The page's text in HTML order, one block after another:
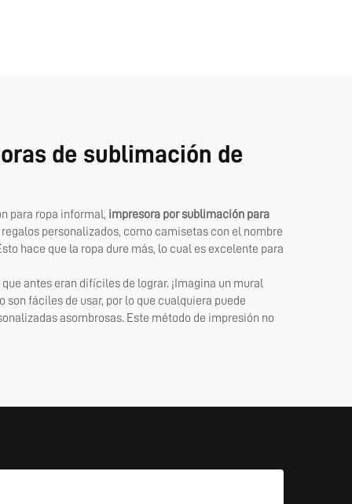
de sublimación de
para ropa informal, impresora por sublimación para
personalizados, como camisetas con el nombre
hace que la ropa dure más, lo cual es excelente para
antes eran difíciles de lograr. ¡Imagina un mural
fáciles de usar, por lo que cualquiera puede
asombrosas. Este método de impresión no